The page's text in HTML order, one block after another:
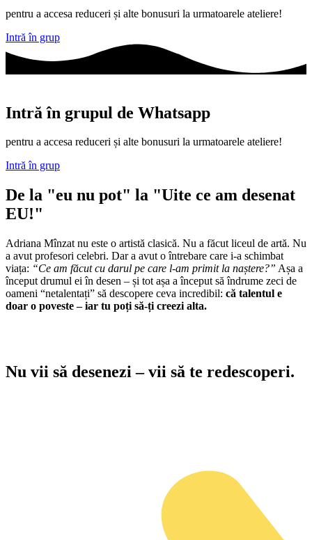
pentru a accesa reduceri și alte bonusuri la urmatoarele ateliere!
Intră în grup
Intră în grupul de Whatsapp
pentru a accesa reduceri și alte bonusuri la urmatoarele ateliere!
Intră în grup
De la "eu nu pot" la "Uite ce am desenat
EU!"
Adriana Mînzat nu este o artistă clasică. Nu a făcut liceul de artă. Nu
a avut profesori celebri. Dar a avut o întrebare care i-a schimbat
viața: “Ce am făcut cu darul pe care l-am primit la naștere?” Așa a
început drumul ei în desen – și tot așa a început să îndrume zeci de
oameni “netalentați” să descopere ceva incredibil: că talentul e
doar o poveste – iar tu poți să-ți creezi alta.
Nu vii să desenezi – vii să te redescoperi.